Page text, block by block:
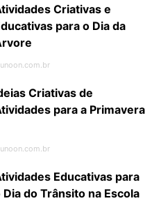
Criativas e
para o Dia da
Criativas de
para a Primavera
Educativas para
Dia do Trânsito na Escola